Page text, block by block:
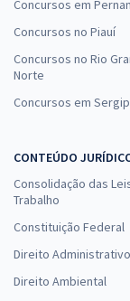
Concursos em
Concursos no Piauí
Concursos no Rio
Norte
Concursos em
CONTEÚDO
Consolidação das
Trabalho
Constituição Federal
Direito Administrativo
Direito Ambiental